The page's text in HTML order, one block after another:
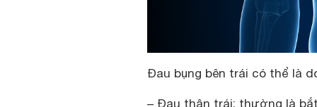
Đau bụng bên trái có thể là
– Ðau thận trái: thường là